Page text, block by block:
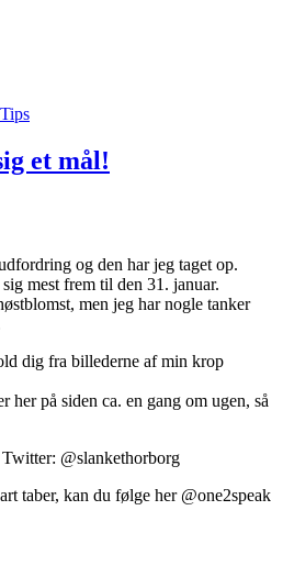
et mål!
og den har jeg taget op.
mest frem til den 31. januar.
men jeg har nogle tanker
dig fra billederne af min krop
her på siden ca. en gang om ugen, så
@slankethorborg
taber, kan du følge her @one2speak